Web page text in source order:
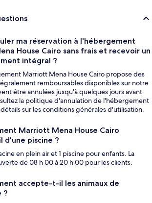
ma réservation à l'hébergement
House Cairo sans frais et recevoir un
intégral ?
Marriott Mena House Cairo propose des
remboursables disponibles sur notre
être annulées jusqu'à quelques jours avant
la politique d'annulation de l'hébergement
sur les conditions générales d'utilisation.
Marriott Mena House Cairo
d'une piscine ?
en plein air et 1 piscine pour enfants. La
de 08 h 00 à 20 h 00 pour les clients.
accepte-t-il les animaux de
?